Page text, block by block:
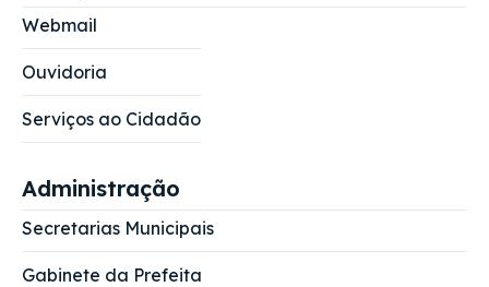
Webmail
Ouvidoria
Serviços ao Cidadão
Administração
Secretarias Municipais
Gabinete da Prefeita